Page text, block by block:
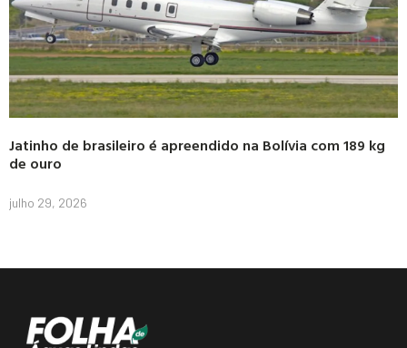
Jatinho de brasileiro é apreendido na Bolívia com 189 kg
de ouro
julho 29, 2026